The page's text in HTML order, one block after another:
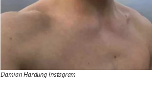
Damian Hardung Instagram